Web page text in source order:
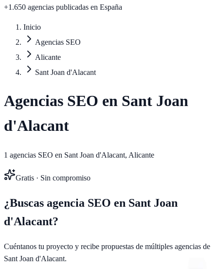
+1.650 agencias publicadas en España
Inicio
Agencias SEO
Alicante
Sant Joan d'Alacant
Agencias SEO en Sant Joan
d'Alacant
1 agencias SEO en Sant Joan d'Alacant, Alicante
Gratis · Sin compromiso
¿Buscas agencia SEO en Sant Joan
d'Alacant?
Cuéntanos tu proyecto y recibe propuestas de múltiples agencias de
Sant Joan d'Alacant.